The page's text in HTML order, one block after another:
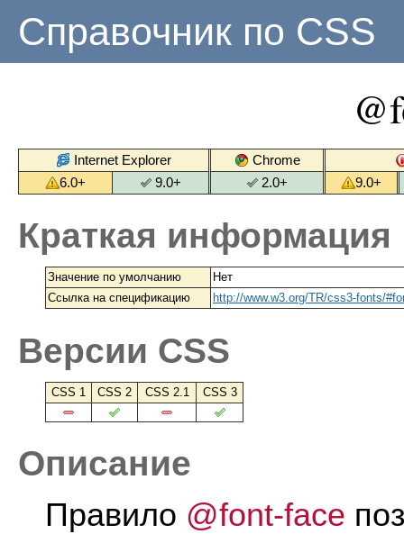
Справочник по CSS
Internet Explorer
Chrome
6.0+
9.0+ 2.0+ 9.0+
Краткая информация
Значение по умолчанию
Нет
Ссылка на спецификацию
http://www.w3.org/TR/css3-fonts/
Версии CSS
CSS 1 CSS 2 CSS 2.1 CSS 3
Описание
Правило @font-face